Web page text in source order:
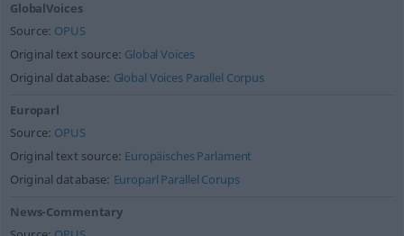
GlobalVoices
Source: OPUS
Original text source: Global Voices
Original database: Global Voices Parallel Corpus
Europarl
Source: OPUS
Original text source: Europäisches Parlament
Original database: Europarl Parallel Corups
News-Commentary